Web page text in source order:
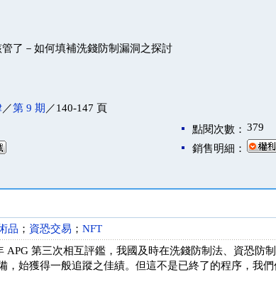
了－如何填補洗錢防制漏洞之探討
／第 9 期 ／140-147 頁
點閱次數： 379
銷售明細：
品 ； 資恐交易 ； NFT
APG 第三次相互評鑑，我國及時在洗錢防制法、資恐防
，始獲得一般追蹤之佳績。但這不是已終了的程序，我